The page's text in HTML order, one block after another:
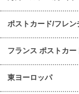
ポストカード/フレン
フランス ポストカー
東ヨーロッパ